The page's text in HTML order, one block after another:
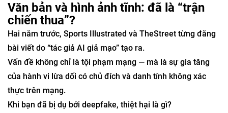
Văn bản và hình ảnh tĩnh: đã là “trận
chiến thua”?
Hai năm trước, Sports Illustrated và TheStreet từng đăng
bài viết do “tác giả AI giả mạo” tạo ra.
Vấn đề không chỉ là tội phạm mạng — mà là sự gia tăng
của hành vi lừa dối có chủ đích và danh tính không xác
thực trên mạng.
Khi bạn đã bị dụ bởi deepfake, thiệt hại là gì?